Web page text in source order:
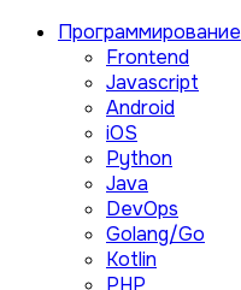
Программирование
Frontend
Javascript
Android
iOS
Python
Java
DevOps
Golang/Go
Kotlin
PHP